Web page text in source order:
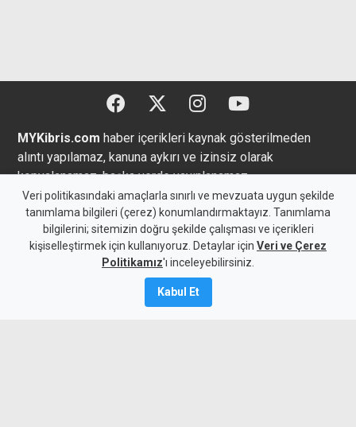
MYKibris.com haber içerikleri kaynak gösterilmeden
alıntı yapılamaz, kanuna aykırı ve izinsiz olarak
kopyalanamaz, başka yerde yayınlanamaz.
Copyright 2026 MYK Yayıncılık Limited’e aittir.
Künye
Veri politikasındaki amaçlarla sınırlı ve mevzuata uygun şekilde
tanımlama bilgileri (çerez) konumlandırmaktayız. Tanımlama
bilgilerini; sitemizin doğru şekilde çalışması ve içerikleri
kişiselleştirmek için kullanıyoruz. Detaylar için Veri ve Çerez
Politikamız'ı inceleyebilirsiniz.
Kabul Et